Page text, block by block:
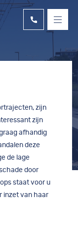
zijn
zijn
afhandig
deze
de lage
door
staat voor u
inzet van haar